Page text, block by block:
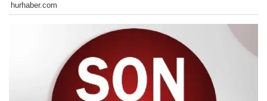
hurhaber.com